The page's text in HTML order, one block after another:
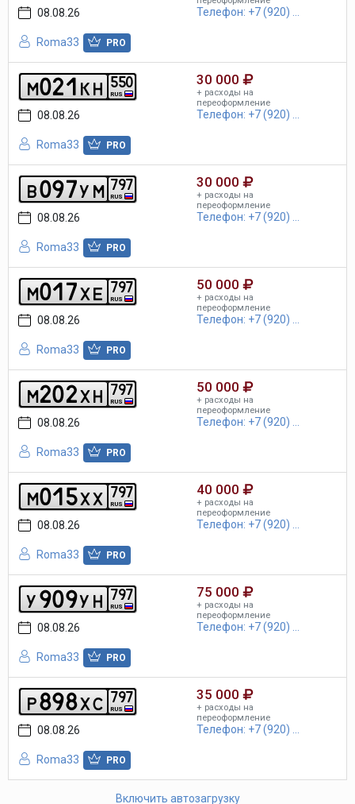
08.08.26
Roma33 PRO
Телефон: +7 (920) ...
m021k h RUS
550
08.08.26
Roma33 PRO
30 000
+ расходы на
переоформление
Телефон: +7 (920) ...
b097y m RUS
797
08.08.26
Roma33 PRO
30 000
+ расходы на
переоформление
Телефон: +7 (920) ...
m017xe RUS
797
08.08.26
Roma33 PRO
50 000
+ расходы на
переоформление
Телефон: +7 (920) ...
m202xh RUS
797
08.08.26
Roma33 PRO
50 000
+ расходы на
переоформление
Телефон: +7 (920) ...
m015xx RUS
797
08.08.26
Roma33 PRO
40 000
+ расходы на
переоформление
Телефон: +7 (920) ...
y909y h RUS
797
08.08.26
Roma33 PRO
75 000
+ расходы на
переоформление
Телефон: +7 (920) ...
p898xc RUS
797
08.08.26
Roma33 PRO
35 000
+ расходы на
переоформление
Телефон: +7 (920) ...
Включить автозагрузку